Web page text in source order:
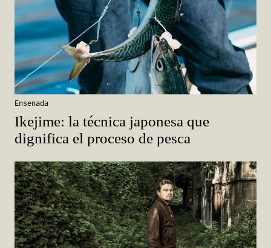
Ensenada
Ikejime: la técnica japonesa que
dignifica el proceso de pesca